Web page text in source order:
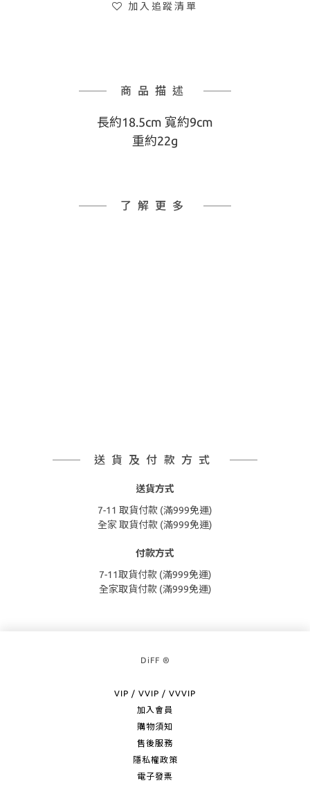
加入追蹤清單
商品描述
長約18.5cm 寬約9cm
重約22g
了解更多
送貨及付款方式
送貨方式
7-11 取貨付款 (滿999免運)
全家 取貨付款 (滿999免運)
付款方式
7-11取貨付款 (滿999免運)
全家取貨付款 (滿999免運)
DiFF ®
VIP / VVIP / VVVIP
加入會員
購物須知
售後服務
隱私權政策
電子發票